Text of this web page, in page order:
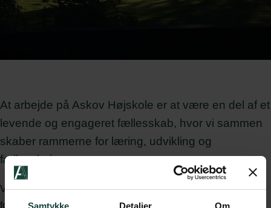
Samtykke Detaljer Om
At arbejde på Askov Højskole er at være en del af et
levende og engageret fællesskab, hvor vi sammen
skaber rammerne for læring, udvikling og
fællesskab.
Vores arbejde bygger på højskolens værdigrundlag, hvor vi
forbinder fortid, nutid og fremtid. Her betyder traditioner noget,